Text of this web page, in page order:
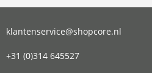
klantenservice@shopcore.nl
+31 (0)314 645527